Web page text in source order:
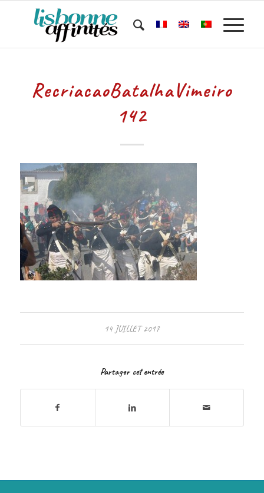
RecriacaoBatalhaVimeiro
142
14 JUILLET 2017
Partager cet entrée